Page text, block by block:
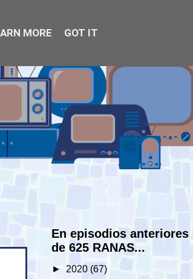
En episodios anteriores
de 625 RANAS...
► 2020 (67)
MORE GOT IT